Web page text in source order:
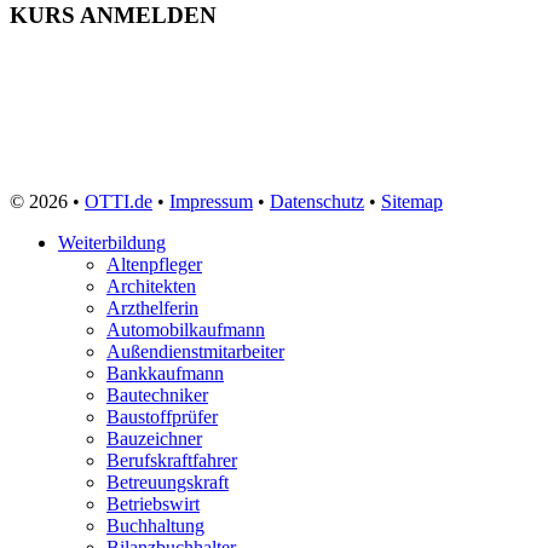
KURS ANMELDEN
© 2026 • OTTI.de • Impressum • Datenschutz • Sitemap
Weiterbildung
Altenpfleger
Architekten
Arzthelferin
Automobilkaufmann
Außendienstmitarbeiter
Bankkaufmann
Bautechniker
Baustoffprüfer
Bauzeichner
Berufskraftfahrer
Betreuungskraft
Betriebswirt
Buchhaltung